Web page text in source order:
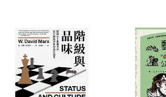
售之商品為電子書，屬非以有形媒
場，並於「我的訂單」中點選「瀏
為您辦理退款事宜。
，恕無法以單支商品取消/退貨。
登入帳號
Login
付